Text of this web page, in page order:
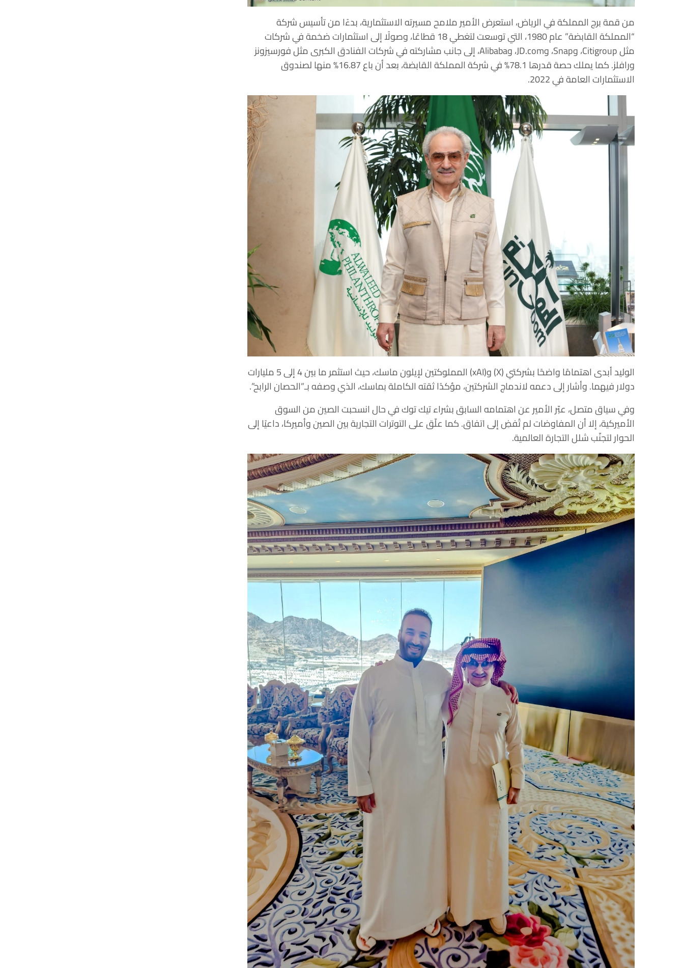
من قمة برج المملكة في الرياض، استعرض الأمير ملامح مسيرته الاستثمارية، بدءًا من تأسيس شركة
“المملكة القابضة” عام 1980، التي توسعت لتغطي 18 قطاعًا، وصولًا إلى استثمارات ضخمة في شركات
مثل Citigroup، وSnap، وJD.com، وAlibaba، إلى جانب مشاركته في شركات الفنادق الكبرى مثل فورسيزونز
ورافلز. كما يملك حصة قدرها 78.1% في شركة المملكة القابضة، بعد أن باع 16.87% منها لصندوق
الاستثمارات العامة في 2022.
الوليد أبدى اهتمامًا واضحًا بشركتي (X) و(xAI) المملوكتين لإيلون ماسك، حيث استثمر ما بين 4 إلى 5 مليارات
دولار فيهما. وأشار إلى دعمه لاندماج الشركتين، مؤكدًا ثقته الكاملة بماسك، الذي وصفه بـ”الحصان الرابح”.
وفي سياق متصل، عبّر الأمير عن اهتمامه السابق بشراء تيك توك في حال انسحبت الصين من السوق
الأميركية، إلا أن المفاوضات لم تُفضِ إلى اتفاق. كما علّق على التوترات التجارية بين الصين وأميركا، داعيًا إلى
الحوار لتجنّب شلل التجارة العالمية.